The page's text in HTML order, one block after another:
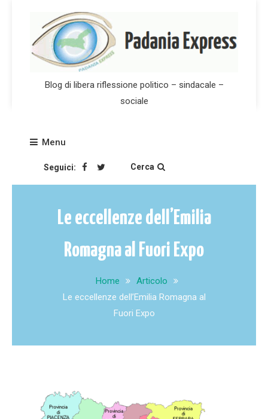
Blog di libera riflessione politico – sindacale –
sociale
Menu
Seguici: Cerca
Le eccellenze dell’Emilia
Romagna al Fuori Expo
Home
Articolo
Le eccellenze dell’Emilia Romagna al
Fuori Expo